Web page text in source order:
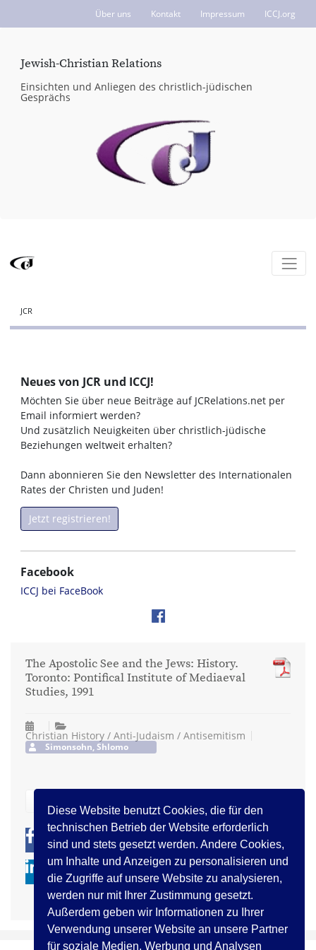
Diese Website benutzt Cookies, die für den
technischen Betrieb der Website erforderlich
sind und stets gesetzt werden. Andere Cookies,
um Inhalte und Anzeigen zu personalisieren und
die Zugriffe auf unsere Website zu analysieren,
werden nur mit Ihrer Zustimmung gesetzt.
Außerdem geben wir Informationen zu Ihrer
Verwendung unserer Website an unsere Partner
für soziale Medien, Werbung und Analysen
Über uns Kontakt Impressum ICCJ.org
Jewish-Christian Relations
Einsichten und Anliegen des christlich-jüdischen
Gesprächs
JCR
Neues von JCR und ICCJ!
Möchten Sie über neue Beiträge auf JCRelations.net per
Email informiert werden?
Und zusätzlich Neuigkeiten über christlich-jüdische
Beziehungen weltweit erhalten?
Dann abonnieren Sie den Newsletter des Internationalen
Rates der Christen und Juden!
Jetzt registrieren!
Facebook
ICCJ bei FaceBook
The Apostolic See and the Jews: History.
Toronto: Pontifical Institute of Mediaeval
Studies, 1991
Christian History / Anti-Judaism / Antisemitism
Simonsohn, Shlomo
0 0